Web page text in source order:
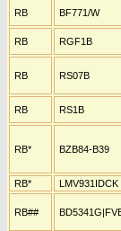
RB BF771/W
RB RGF1B
RB RS07B
RB RS1B
RB* BZB84-B39
RB* LMV931IDCK
RB##